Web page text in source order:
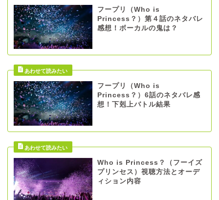
フープリ（Who is
Princess？）第４話のネタバレ
感想！ボーカルの鬼は？
フープリ（Who is
Princess？）6話のネタバレ感
想！下剋上バトル結果
Who is Princess？（フーイズ
プリンセス）視聴方法とオーデ
ィション内容